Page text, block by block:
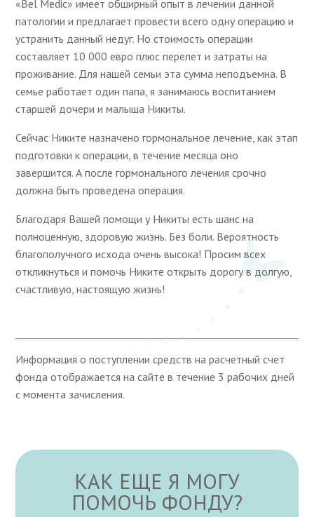
«Bel Medic» имеет обширный опыт в лечении данной
патологии и предлагает провести всего одну операцию и
устранить данный недуг. Но стоимость операции
составляет 10 000 евро плюс перелет и затраты на
проживание. Для нашей семьи эта сумма неподъемна. В
семье работает один папа, я занимаюсь воспитанием
старшей дочери и малыша Никиты.
Сейчас Никите назначено гормональное лечение, как этап
подготовки к операции, в течение месяца оно
завершится. А после гормонального лечения срочно
должна быть проведена операция.
Благодаря Вашей помощи у Никиты есть шанс на
полноценную, здоровую жизнь. Без боли. Вероятность
благополучного исхода очень высока! Просим всех
откликнуться и помочь Никите открыть дорогу в долгую,
счастливую, настоящую жизнь!
Информация о поступлении средств на расчетный счет
фонда отображается на сайте в течение 3 рабочих дней
с момента зачисления.
КАК ЕЩЕ Я МОГУ
ПОМОЧЬ ФОНДУ?